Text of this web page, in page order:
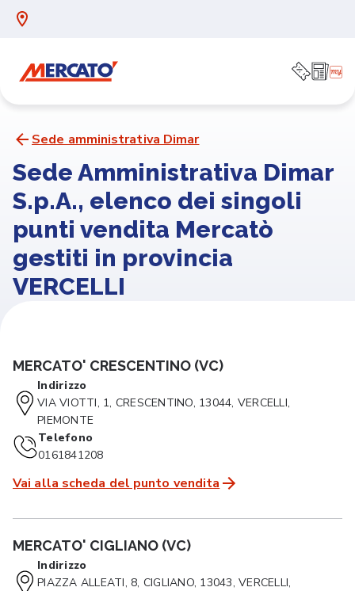
Sede amministrativa Dimar
Sede Amministrativa Dimar
S.p.A., elenco dei singoli
punti vendita Mercatò
gestiti in provincia
VERCELLI
MERCATO' CRESCENTINO (VC)
Indirizzo
VIA VIOTTI, 1, CRESCENTINO, 13044, VERCELLI,
PIEMONTE
Telefono
0161841208
Vai alla scheda del punto vendita
MERCATO' CIGLIANO (VC)
Indirizzo
PIAZZA ALLEATI, 8, CIGLIANO, 13043, VERCELLI,